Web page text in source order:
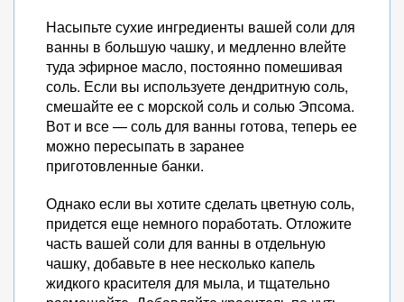
Насыпьте сухие ингредиенты вашей соли для
ванны в большую чашку, и медленно влейте
туда эфирное масло, постоянно помешивая
соль. Если вы используете дендритную соль,
смешайте ее с морской соль и солью Эпсома.
Вот и все — соль для ванны готова, теперь ее
можно пересыпать в заранее
приготовленные банки.
Однако если вы хотите сделать цветную соль,
придется еще немного поработать. Отложите
часть вашей соли для ванны в отдельную
чашку, добавьте в нее несколько капель
жидкого красителя для мыла, и тщательно